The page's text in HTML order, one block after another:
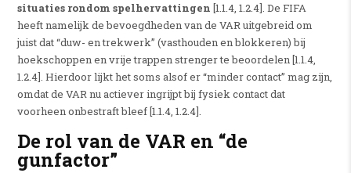
situaties rondom spelhervattingen [1.1.4, 1.2.4]. De FIFA
heeft namelijk de bevoegdheden van de VAR uitgebreid om
juist dat “duw- en trekwerk” (vasthouden en blokkeren) bij
hoekschoppen en vrije trappen strenger te beoordelen [1.1.4,
1.2.4]. Hierdoor lijkt het soms alsof er “minder contact” mag zijn,
omdat de VAR nu actiever ingrijpt bij fysiek contact dat
voorheen onbestraft bleef [1.1.4, 1.2.4].
De rol van de VAR en “de
gunfactor”